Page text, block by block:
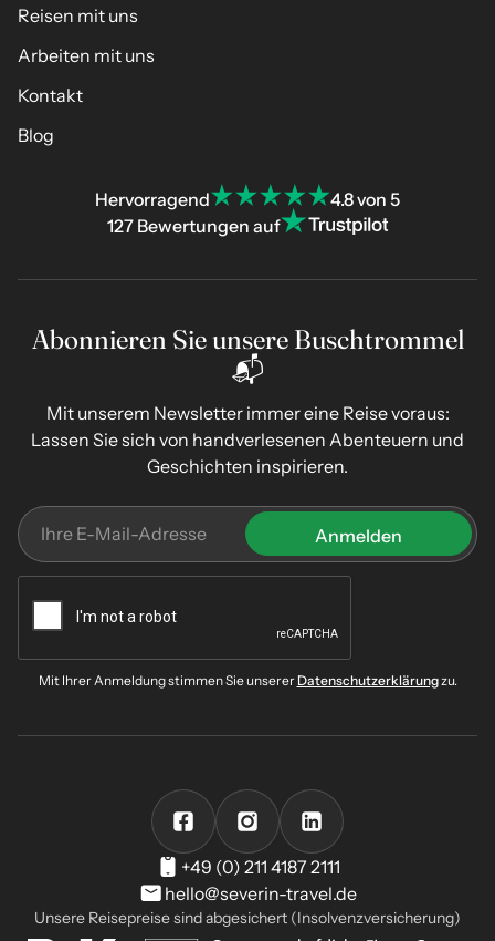
Reisen mit uns
Arbeiten mit uns
Kontakt
Blog
Hervorragend
4.8 von 5
127 Bewertungen auf
Abonnieren Sie unsere Buschtrommel
📬
Mit unserem Newsletter immer eine Reise voraus:
Lassen Sie sich von handverlesenen Abenteuern und
Geschichten inspirieren.
Mit Ihrer Anmeldung stimmen Sie unsererDatenschutzerklärungzu.
+49 (0) 211 4187 2111
hello@severin-travel.de
Unsere Reisepreise sind abgesichert (Insolvenzversicherung)